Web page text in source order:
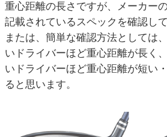
重心距離の長さですが、メーカー
記載されているスペックを確認し
または、簡単な確認方法としては
いドライバーほど重心距離が長く
いドライバーほど重心距離が短い
ると思います。